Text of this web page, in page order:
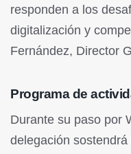
responden a los
digitalización y
Fernández, Director
Programa de
Durante su paso por
delegación